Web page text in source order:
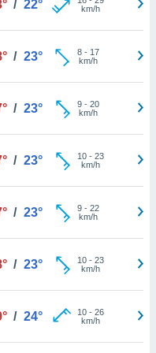
/ 22°
km/h
/ 23° 8- 17
km/h
/ 23° 9- 20
km/h
/ 23° 10- 23
km/h
/ 23° 9- 22
km/h
/ 23° 10- 23
km/h
/ 24° 10- 26
km/h